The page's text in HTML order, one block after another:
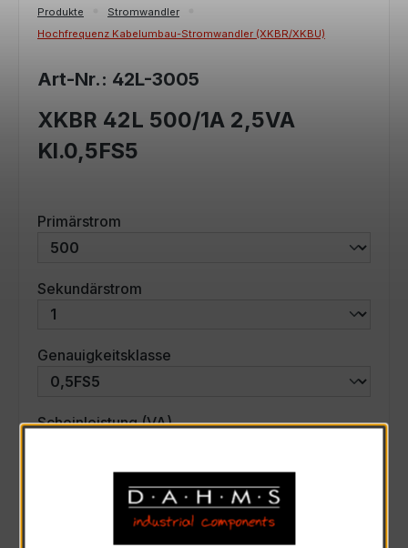
Produkte
Stromwandler
Hochfrequenz Kabelumbau-Stromwandler (XKBR/XKBU)
Art-Nr.: 42L-3005
XKBR 42L 500/1A 2,5VA
Kl.0,5FS5
Primärstrom
Sekundärstrom
Genauigkeitsklasse
Scheinleistung (VA)auswählen
Auswahl zurücksetzen